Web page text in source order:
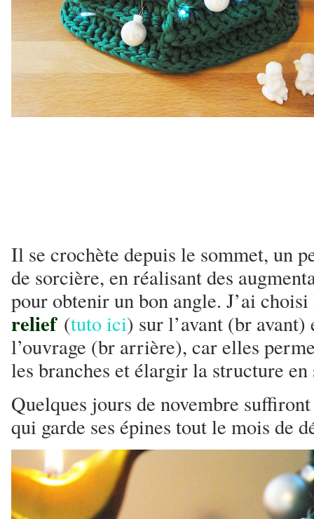
Il se crochète depuis le sommet, un
de sorcière, en réalisant des
pour obtenir un bon angle. J’ai
relief(tuto ici) sur l’avant (br
l’ouvrage (br arrière), car elles
les branches et élargir la structure
Quelques jours de novembre
qui garde ses épines tout le mois de